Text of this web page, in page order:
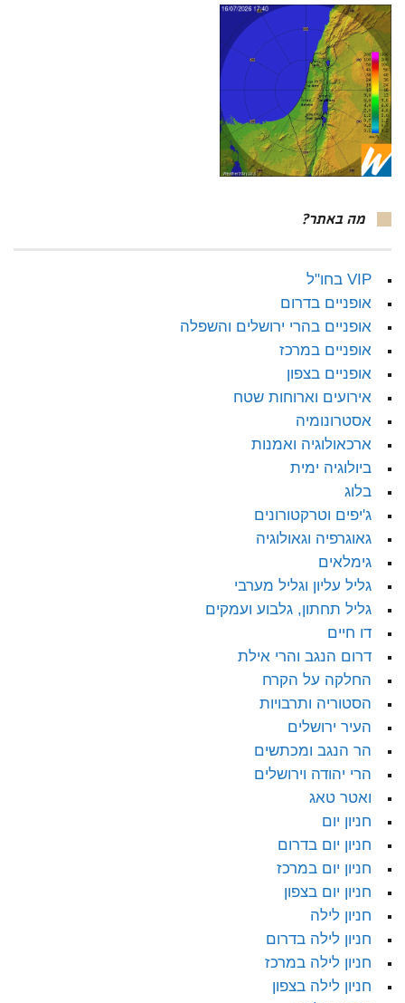
מה באתר?
VIP בחו"ל
אופניים בדרום
אופניים בהרי ירושלים והשפלה
אופניים במרכז
אופניים בצפון
אירועים וארוחות שטח
אסטרונומיה
ארכאולוגיה ואמנות
ביולוגיה ימית
בלוג
ג'יפים וטרקטורונים
גאוגרפיה וגאולוגיה
גימלאים
גליל עליון וגליל מערבי
גליל תחתון, גלבוע ועמקים
דו חיים
דרום הנגב והרי אילת
החלקה על הקרח
הסטוריה ותרבויות
העיר ירושלים
הר הנגב ומכתשים
הרי יהודה וירושלים
ואטר טאג
חניון יום
חניון יום בדרום
חניון יום במרכז
חניון יום בצפון
חניון לילה
חניון לילה בדרום
חניון לילה במרכז
חניון לילה בצפון